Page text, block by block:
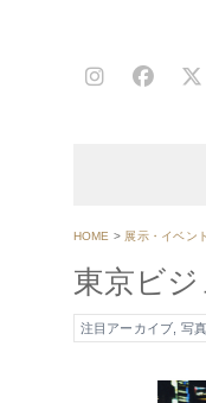
HOME > 展示・イベント
東京ビ
注目アーカイブ 写